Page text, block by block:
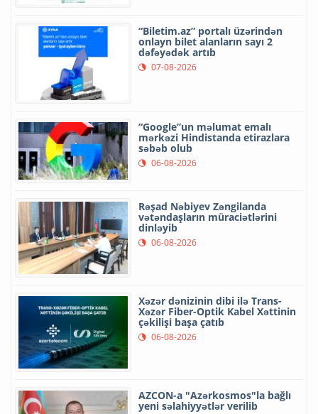
“Biletim.az” portalı üzərindən
onlayn bilet alanların sayı 2
dəfəyədək artıb
07-08-2026
“Google”un məlumat emalı
mərkəzi Hindistanda etirazlara
səbəb olub
06-08-2026
Rəşad Nəbiyev Zəngilanda
vətəndaşların müraciətlərini
dinləyib
06-08-2026
Xəzər dənizinin dibi ilə Trans-
Xəzər Fiber-Optik Kabel Xəttinin
çəkilişi başa çatıb
06-08-2026
AZCON-a "Azərkosmos"la bağlı
yeni səlahiyyətlər verilib